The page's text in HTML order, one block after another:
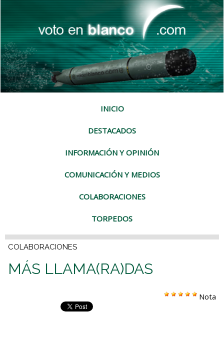
INICIO
DESTACADOS
INFORMACIÓN Y OPINIÓN
COMUNICACIÓN Y MEDIOS
COLABORACIONES
TORPEDOS
COLABORACIONES
MÁS LLAMA(RA)DAS
Nota